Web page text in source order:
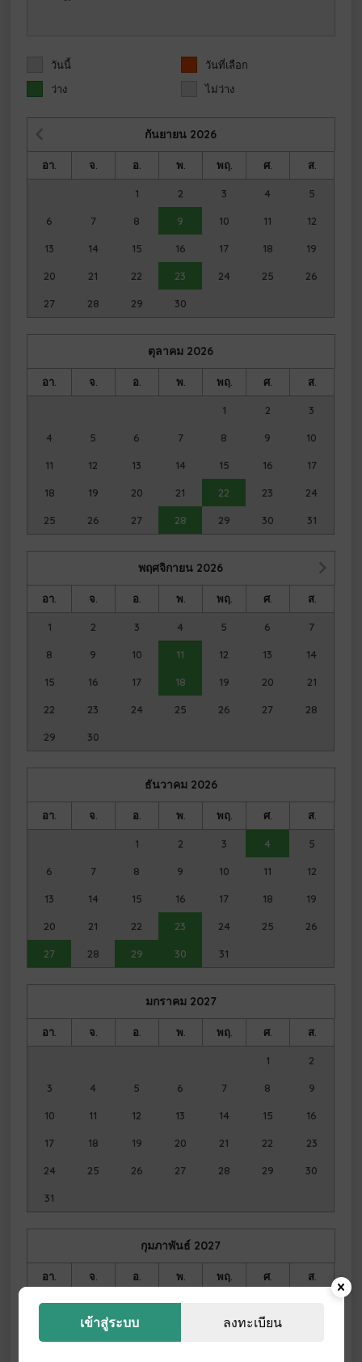
วันนี้
วันที่เลือก
ว่าง
ไม่ว่าง
กันยายน 2026
อา. จ. อ. พ. พฤ. ศ. ส.
1 2 3 4 5
6 7 8 9 10 11 12
13 14 15 16 17 18 19
20 21 22 23 24 25 26
27 28 29 30
ตุลาคม 2026
อา. จ. อ. พ. พฤ. ศ. ส.
1 2 3
4 5 6 7 8 9 10
11 12 13 14 15 16 17
18 19 20 21 22 23 24
25 26 27 28 29 30 31
พฤศจิกายน 2026
อา. จ. อ. พ. พฤ. ศ. ส.
1 2 3 4 5 6 7
8 9 10 11 12 13 14
15 16 17 18 19 20 21
22 23 24 25 26 27 28
29 30
ธันวาคม 2026
อา. จ. อ. พ. พฤ. ศ. ส.
1 2 3 4 5
6 7 8 9 10 11 12
13 14 15 16 17 18 19
20 21 22 23 24 25 26
27 28 29 30 31
มกราคม 2027
อา. จ. อ. พ. พฤ. ศ. ส.
1 2
3 4 5 6 7 8 9
10 11 12 13 14 15 16
17 18 19 20 21 22 23
24 25 26 27 28 29 30
31
กุมภาพันธ์ 2027
อา. จ. อ. พ. พฤ. ศ. ส.
1 2 3
เข้าสู่ระบบ ลงทะเบียน